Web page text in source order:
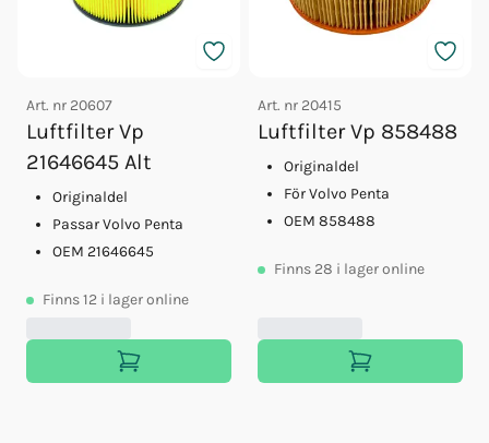
Art. nr 20607
Luftfilter Vp
21646645 Alt
Originaldel
Passar Volvo Penta
OEM 21646645
Finns12 i lager online
Art. nr 20415
Luftfilter Vp 858488
Originaldel
För Volvo Penta
OEM 858488
Finns 28 i lager online